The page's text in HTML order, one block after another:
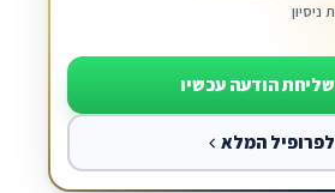
שליחת הודעה עכשיו
לפרופיל המלא